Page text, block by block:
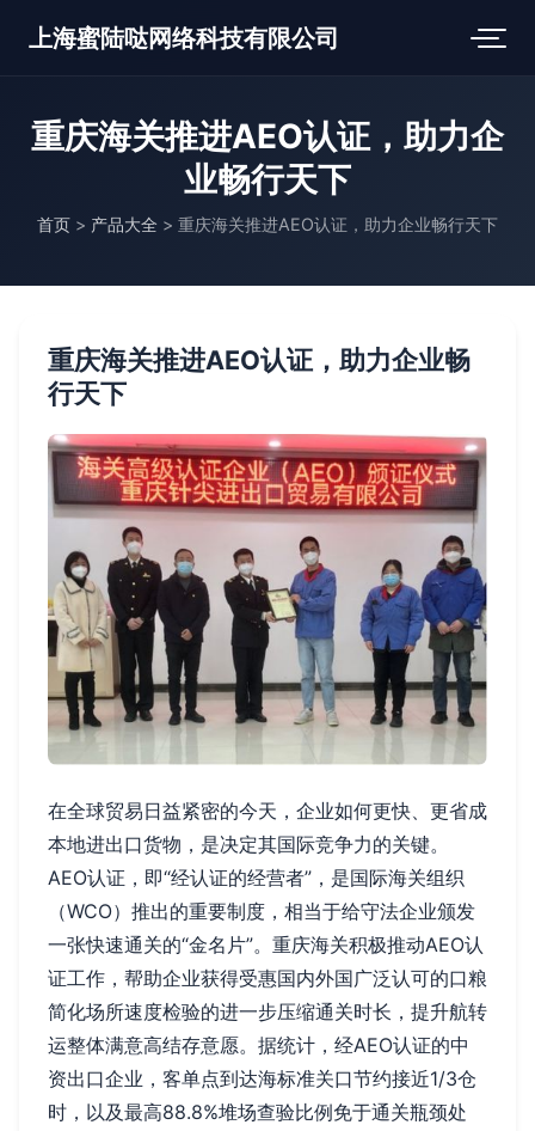
上海蜜陆哒网络科技有限公司
重庆海关推进AEO认证，助力企
业畅行天下
首页 > 产品大全 > 重庆海关推进AEO认证，助力企业畅行天下
重庆海关推进AEO认证，助力企业畅
行天下
在全球贸易日益紧密的今天，企业如何更快、更省成
本地进出口货物，是决定其国际竞争力的关键。
AEO认证，即“经认证的经营者”，是国际海关组织
（WCO）推出的重要制度，相当于给守法企业颁发
一张快速通关的“金名片”。重庆海关积极推动AEO认
证工作，帮助企业获得受惠国内外国广泛认可的口粮
简化场所速度检验的进一步压缩通关时长，提升航转
运整体满意高结存意愿。据统计，经AEO认证的中
资出口企业，客单点到达海标准关口节约接近1/3仓
时，以及最高88.8%堆场查验比例免于通关瓶颈处